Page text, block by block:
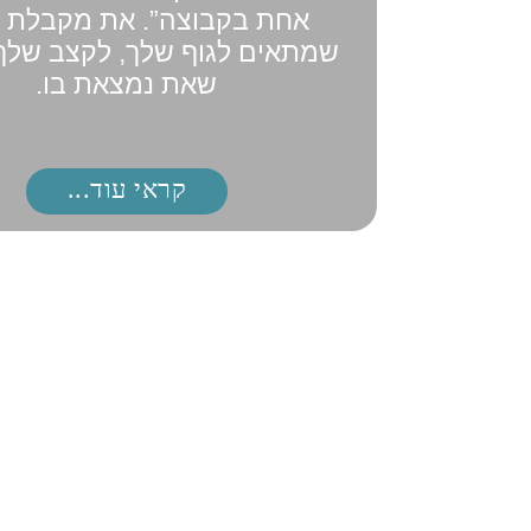
אחת בקבוצה”. את מקבלת
שמתאים לגוף שלך, לקצב
שאת נמצאת בו.
קראי עוד...